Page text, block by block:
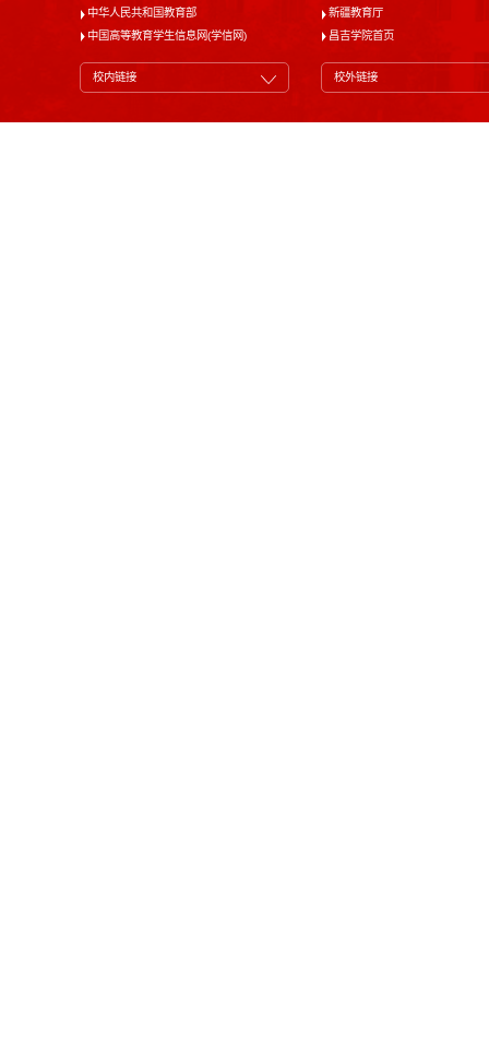
中华人民共和国教育部
新疆教育厅
中国高等教育学生信息网(学信网)
昌吉学院首页
校内链接 校外链接